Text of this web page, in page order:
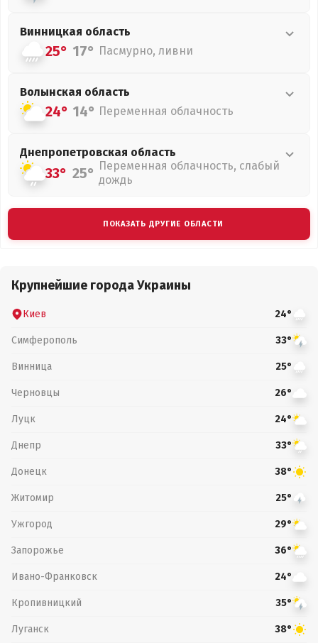
Винницкая область
25° 17° Пасмурно, ливни
Волынская область
24° 14° Переменная облачность
Днепропетровская область
33° 25° Переменная облачность, слабый
дождь
ПОКАЗАТЬ ДРУГИЕ ОБЛАСТИ
Крупнейшие города Украины
Киев 24°
Симферополь 33°
Винница 25°
Черновцы 26°
Луцк 24°
Днепр 33°
Донецк 38°
Житомир 25°
Ужгород 29°
Запорожье 36°
Ивано-Франковск 24°
Кропивницкий 35°
Луганск 38°